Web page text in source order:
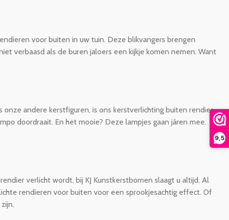
9,5
voor buiten in uw tuin. Deze blikvangers brengen
verbaasd als de buren jaloers een kijkje komen nemen. Want
andere kerstfiguren, is ons kerstverlichting buiten rendier
doordraait. En het mooie? Deze lampjes gaan járen mee.
verlicht wordt, bij KJ Kunstkerstbomen slaagt u altijd. Al
rendieren voor buiten voor een sprookjesachtig effect. Of